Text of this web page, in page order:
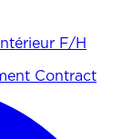
F/H
Contract